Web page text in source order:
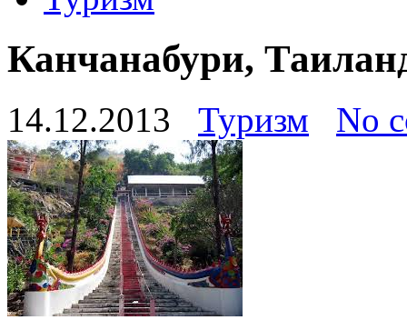
Канчанабури,
14.12.2013 Туризм No